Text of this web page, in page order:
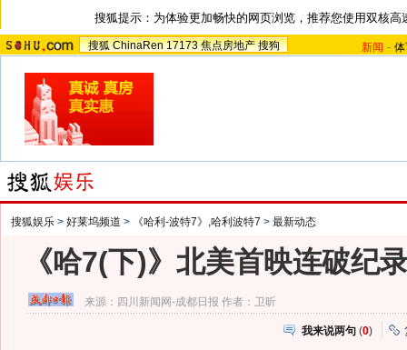
搜狐提示：为体验更加畅快的网页浏览，推荐您使用双核高
搜狐 ChinaRen 17173 焦点房地产 搜狗 新闻 -
搜狐娱乐 > 好莱坞频道 > 《哈利-波特7》,哈利波特7 > 最新动态
《哈7(下)》北美首映连破纪
来源： 四川新闻网-成都日报 作者：卫昕
我来说两句 (0)